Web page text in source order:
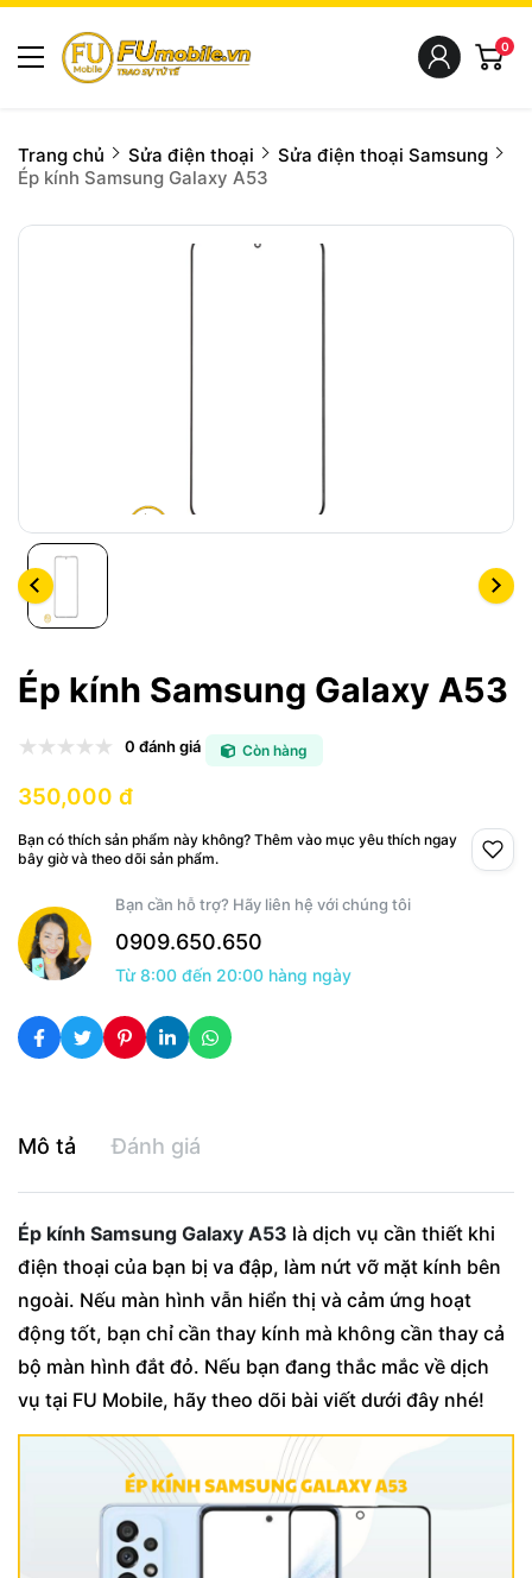
0
Trang chủ Sửa điện thoại
Sửa điện thoại Samsung
Ép kính Samsung Galaxy A53
Ép kính Samsung Galaxy A53
0 đánh giá Còn hàng
350,000 đ
Bạn có thích sản phẩm này không? Thêm vào mục yêu thích ngay
bây giờ và theo dõi sản phẩm.
Bạn cần hỗ trợ? Hãy liên hệ với chúng tôi
0909.650.650
Từ 8:00 đến 20:00 hàng ngày
Mô tả Đánh giá
Ép kính Samsung Galaxy A53 là dịch vụ cần thiết khi
điện thoại của bạn bị va đập, làm nứt vỡ mặt kính bên
ngoài. Nếu màn hình vẫn hiển thị và cảm ứng hoạt
động tốt, bạn chỉ cần thay kính mà không cần thay cả
bộ màn hình đắt đỏ. Nếu bạn đang thắc mắc về dịch
vụ tại FU Mobile, hãy theo dõi bài viết dưới đây nhé!